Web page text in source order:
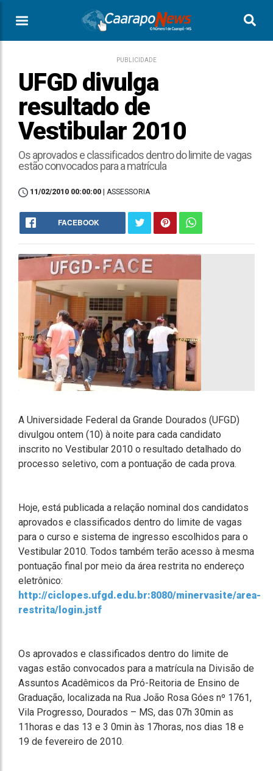
PUBLICIDADE
UFGD divulga
resultado de
Vestibular 2010
Os aprovados e classificados dentro do limite de vagas
estão convocados para a matrícula
11/02/2010 00:00:00 | ASSESSORIA
FACEBOOK
A Universidade Federal da Grande Dourados (UFGD)
divulgou ontem (10) à noite para cada candidato
inscrito no Vestibular 2010 o resultado detalhado do
processo seletivo, com a pontuação de cada prova.
Hoje, está publicada a relação nominal dos candidatos
aprovados e classificados dentro do limite de vagas
para o curso e sistema de ingresso escolhidos para o
Vestibular 2010. Todos também terão acesso à mesma
pontuação final por meio da área restrita no endereço
eletrônico:
http://ciclopes.ufgd.edu.br:8080/minervasite/area-
restrita/login.jstf
Os aprovados e classificados dentro do limite de
vagas estão convocados para a matrícula na Divisão de
Assuntos Acadêmicos da Pró-Reitoria de Ensino de
Graduação, localizada na Rua João Rosa Góes nº 1761,
Vila Progresso, Dourados – MS, das 07h 30min as
11horas e das 13 e 3 0min às 17horas, nos dias 18 e
19 de fevereiro de 2010.